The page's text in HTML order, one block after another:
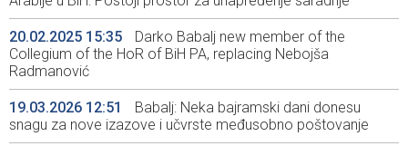
20.02.2025 15:35
Darko Babalj new member of the
Collegium of the HoR of BiH PA, replacing Nebojša
Radmanović
19.03.2026 12:51
Babalj: Neka bajramski dani donesu
snagu za nove izazove i učvrste međusobno poštovanje